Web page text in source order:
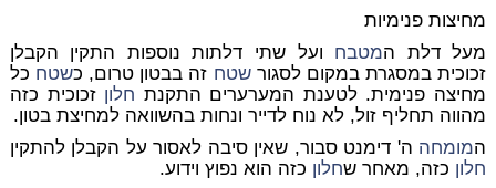
מחיצות פנימיות
מעל דלת המטבח ועל שתי דלתות נוספות התקין הקבלן
זכוכית במסגרת במקום לסגורשטח זה בבטון טרום, כשטח כל
מחיצה פנימית. לטענת המערערים התקנת חלון זכוכית כזה
מהווה תחליף זול, לא נוח לדייר ונחות בהשוואה למחיצת בטון.
המומחה ה' דימנט סבור, שאין סיבה לאסור על הקבלן להתקין
חלון כזה, מאחר שחלון כזה הוא נפוץ וידוע.